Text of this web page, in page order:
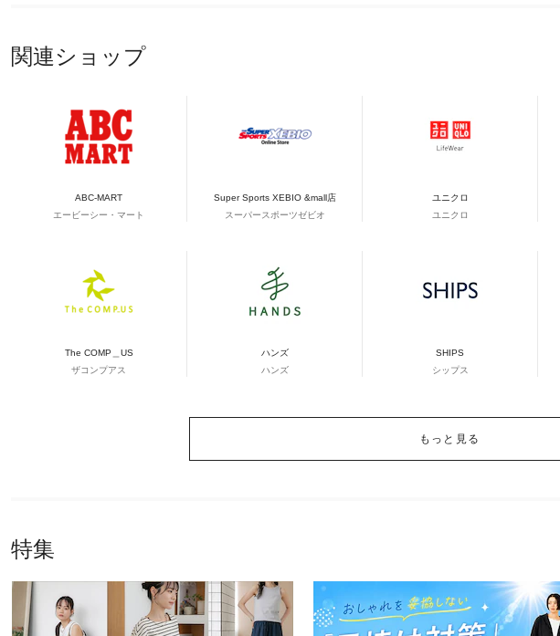
関連ショップ
ABC-MART
エービーシー・マート
Super Sports XEBIO &mall店
スーパースポーツゼビオ
ユニクロ
ユニクロ
The COMP＿US
ザコンプアス
ハンズ
ハンズ
SHIPS
シップス
もっと見る
特集